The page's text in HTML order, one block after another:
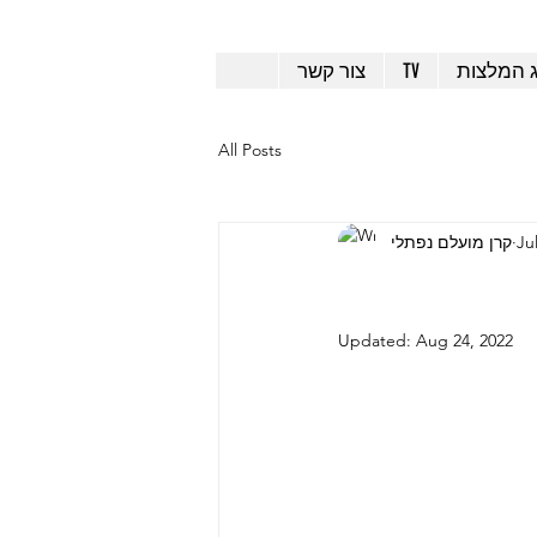
צור קשר TV המלצות
All Posts
קרן מועלם נפתלי
Updated: Aug 24, 2022